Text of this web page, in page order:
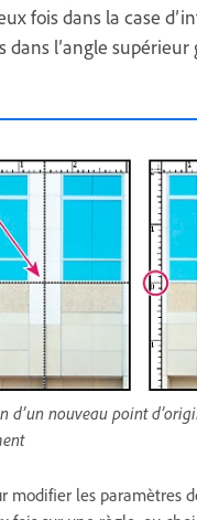
fois dans la case
dans l’angle supérieur
d’un nouveau point
modifier les paramètres